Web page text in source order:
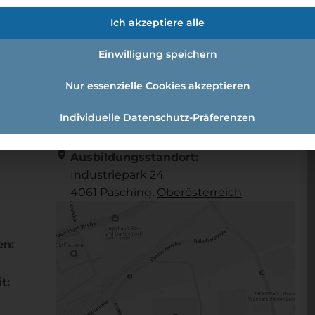
(m/w/d) - 2024
- Produktmessung (m/w/d) - 2024
location_on Ausbildungsstandort:
Industriepark 24
4061 Pasching, Ober­österreich
Ich akzeptiere alle
Einwilligung speichern
Nur essenzielle Cookies akzeptieren
Individuelle Datenschutz-Präferenzen